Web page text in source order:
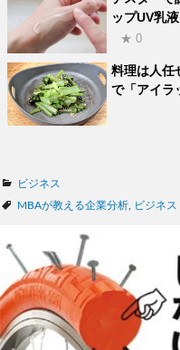
ップUV乳
★ 0
料理は人任
で「アイラ
カ
テ
ビジネス
タ
MBAが教える企業分析 ビジネス